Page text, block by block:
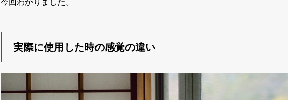
実際に使用した時の感覚の違い